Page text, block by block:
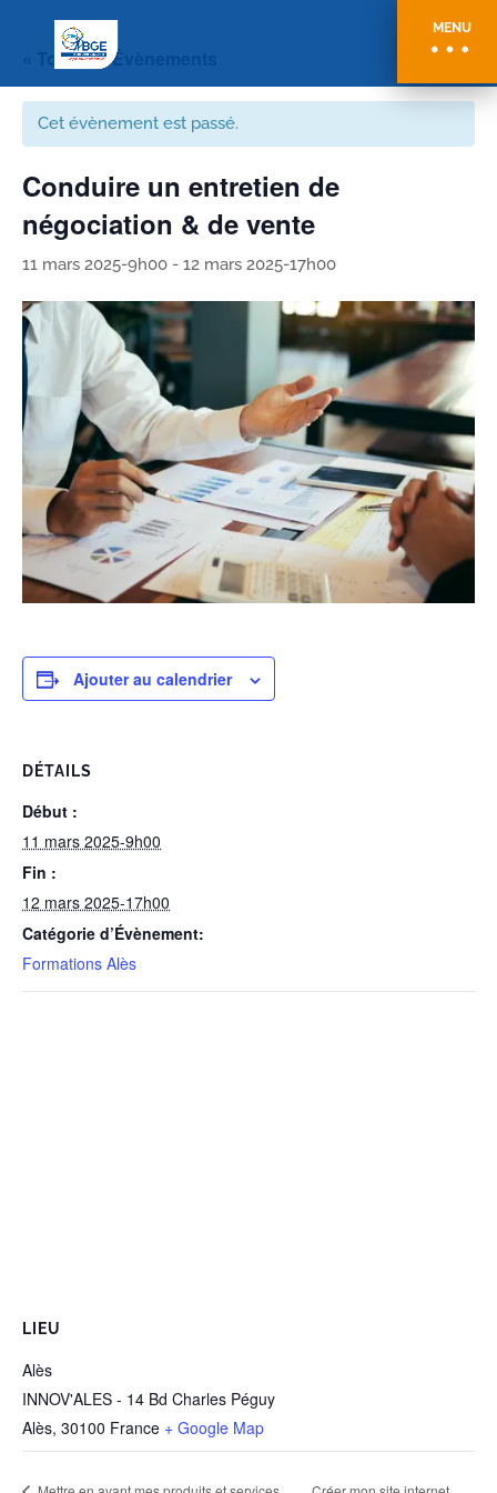
MENU
« Tous les Évènements
Cet évènement est passé.
Conduire un entretien de
négociation & de vente
11 mars 2025-9h00 - 12 mars 2025-17h00
Ajouter au calendrier
DÉTAILS
Début :
11 mars 2025-9h00
Fin :
12 mars 2025-17h00
Catégorie d’Évènement:
Formations Alès
LIEU
Alès
INNOV'ALES - 14 Bd Charles Péguy
Alès, 30100 France + Google Map